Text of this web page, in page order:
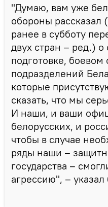
"Думаю, вам уже
обороны
ранее в субботу
двух стран – ред.) о
подготовке,
подразделений
которые
сказать, что мы
И наши, и ваши
белорусских, и
чтобы в случае
ряды наши –
государства –
агрессию", –